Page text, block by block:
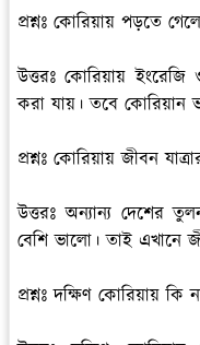
প্রশ্নঃ কোরিয়ায় পড়তে
উত্তরঃকোরিয়ায় ইংরেজি
করা যায়। তবে কোরিয়ান
প্রশ্নঃ কোরিয়ায় জীবন
উত্তরঃঅন্যান্য দেশের
বেশি ভালো। তাই এখানে
প্রশ্নঃ দক্ষিণ কোরিয়ায়